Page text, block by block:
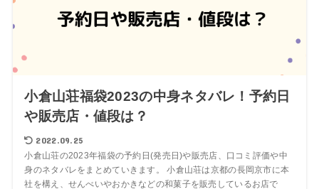
小倉山荘福袋2023の中身ネタバレ！予約日
や販売店・値段は？
2022.09.25
小倉山荘の2023年福袋の予約日(発売日)や販売店、口コミ評価や中
身のネタバレをまとめていきます。 小倉山荘は京都の長岡京市に本
社を構え、せんべいやおかきなどの和菓子を販売しているお店で